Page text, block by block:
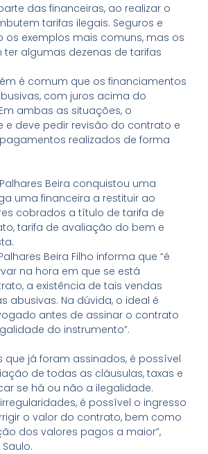
das financeiras, ao realizar o
tarifas ilegais. Seguros e
os exemplos mais comuns, mas os
algumas dezenas de tarifas
é comum que os financiamentos
com juros acima do
ambas as situações, o
e deve pedir revisão do contrato e
realizados de forma
Beira conquistou uma
uma financeira a restituir ao
cobrados a título de tarifa de
tarifa de avaliação do bem e
Beira Filho informa que “é
na hora em que se está
a existência de tais vendas
abusivas. Na dúvida, o ideal é
antes de assinar o contrato
do instrumento”.
que já foram assinados, é possível
de todas as cláusulas, taxas e
se há ou não a ilegalidade.
é possível o ingresso
o valor do contrato, bem como
dos valores pagos a maior”,